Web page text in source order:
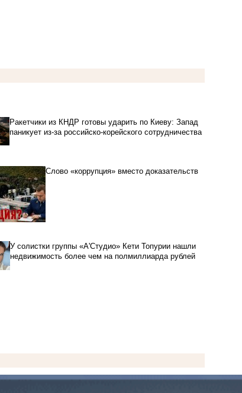
Ракетчики из КНДР готовы ударить по Киеву: Запад
паникует из-за российско-корейского сотрудничества
Слово «коррупция» вместо доказательств
У солистки группы «А'Студио» Кети Топурии нашли
недвижимость более чем на полмиллиарда рублей